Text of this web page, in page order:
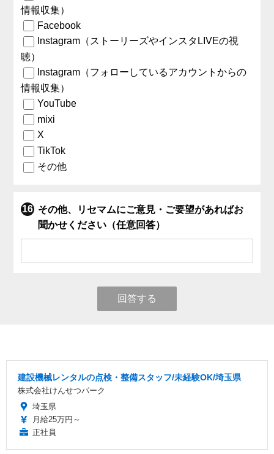
情報収集）
Facebook
Instagram（ストーリーズやインスタLIVEの視
聴）
Instagram（フォローしているアカウントからの
情報収集）
YouTube
mixi
X
TikTok
その他
その他、リセマムにご意見・ご要望があればお
聞かせください（任意回答）
回答する
建設機械レンタルの点検・整備スタッフ/未経験OK/埼玉県
株式会社けんせつパーク
埼玉県
月給25万円～
正社員